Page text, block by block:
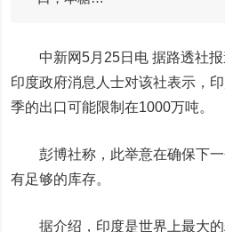
中新网5月25日电 据路透社报
印度政府消息人士对该社表示，
季的出口可能限制在1000万吨。
彭博社称，此举意在确保下一
有足够的库存。
据介绍，印度是世界上最大的